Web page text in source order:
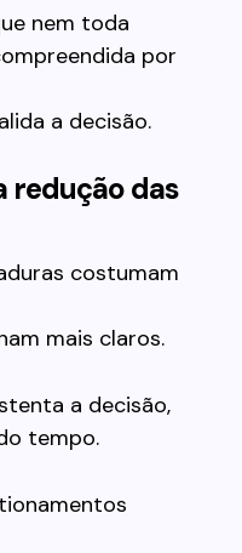
nem toda
por
a decisão.
redução das
costumam
mais claros.
a decisão,
tempo.